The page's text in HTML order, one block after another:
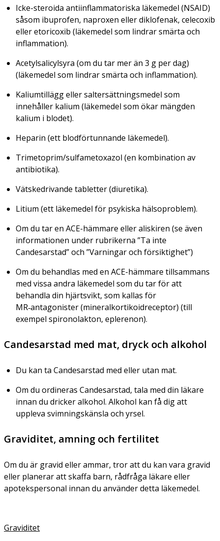
Icke-steroida antiinflammatoriska läkemedel (NSAID)
såsom ibuprofen, naproxen eller diklofenak, celecoxib
eller etoricoxib (läkemedel som lindrar smärta och
inflammation).
Acetylsalicylsyra (om du tar mer än 3 g per dag)
(läkemedel som lindrar smärta och inflammation).
Kaliumtillägg eller saltersättningsmedel som
innehåller kalium (läkemedel som ökar mängden
kalium i blodet).
Heparin (ett blodförtunnande läkemedel).
Trimetoprim/sulfametoxazol (en kombination av
antibiotika).
Vätskedrivande tabletter (diuretika).
Litium (ett läkemedel för psykiska hälsoproblem).
Om du tar en ACE-hämmare eller aliskiren (se även
informationen under rubrikerna ”Ta inte
Candesarstad” och ”Varningar och försiktighet”)
Om du behandlas med en ACE-hämmare tillsammans
med vissa andra läkemedel som du tar för att
behandla din hjärtsvikt, som kallas för
MR‑antagonister (mineralkortikoidreceptor) (till
exempel spironolakton, eplerenon).
Candesarstad med mat, dryck och alkohol
Du kan ta Candesarstad med eller utan mat.
Om du ordineras Candesarstad, tala med din läkare
innan du dricker alkohol. Alkohol kan få dig att
uppleva svimningskänsla och yrsel.
Graviditet, amning och fertilitet
Om du är gravid eller ammar, tror att du kan vara gravid
eller planerar att skaffa barn, rådfråga läkare eller
apotekspersonal innan du använder detta läkemedel.
Graviditet